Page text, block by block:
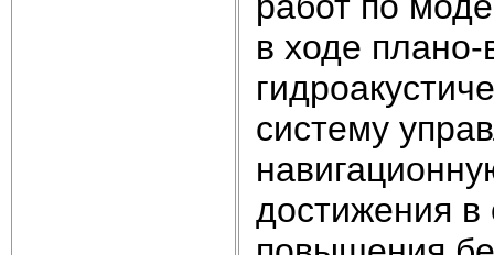
в ходе
систему
достижения